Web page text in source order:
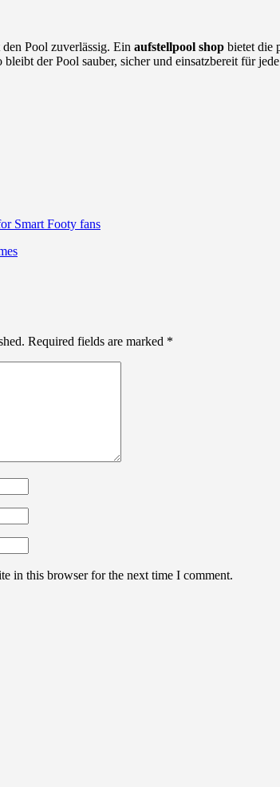
Pool zuverlässig. Ein aufstellpool shop bietet die
der Pool sauber, sicher und einsatzbereit für
Smart Footy fans
Required fields are marked *
in this browser for the next time I comment.